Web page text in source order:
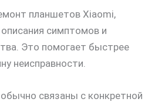
планшетов Xiaomi,
симптомов и
Это помогает быстрее
неисправности.
связаны с конкретной